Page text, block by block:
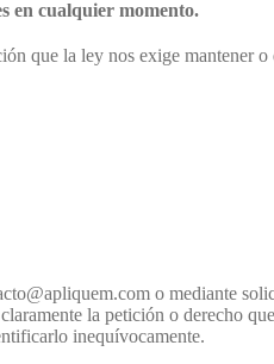
en cualquier momento.
que la ley nos exige mantener
o mediante
la petición o derecho
inequívocamente.